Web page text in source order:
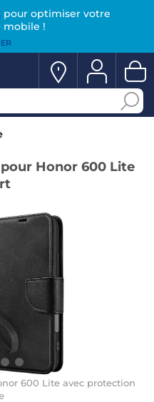
pour optimiser votre
mobile !
Honor 600 Lite
600 Lite avec protection